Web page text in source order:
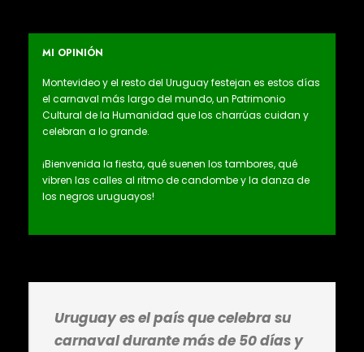
MI OPINIÓN
Montevideo y el resto del Uruguay festejan es estos días
el carnaval más largo del mundo, un Patrimonio
Cultural de la Humanidad que los charrúas cuidan y
celebran a lo grande.
¡Bienvenida la fiesta, qué suenen los tambores, qué
vibren las calles al ritmo de candombe y la danza de
los negros uruguayos!
Uruguay es el país que celebra su
carnaval durante más de 50 días y